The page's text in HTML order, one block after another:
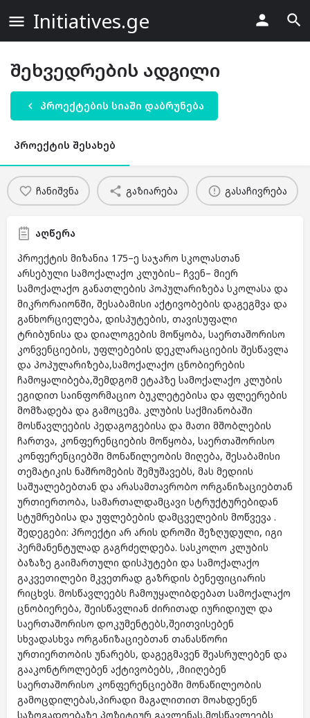
Initiatives.ge
შეხვედრების ადგილი
პროექტების სიაში დაბრუნება
პროექტის შესახებ
ჩანიშვნა გაზიარება გასაჩივრება
აღწერა
პროექტის მიზანია 175–ე საჯარო სკოლასთან
არსებული სამოქალაქო კლუბის– ჩვენ– მიერ
სამოქალაქო განათლების პოპულარიზება სკოლასა და
მიკრორაიონში, შესაბამისი აქტივობების დაგეგმვა და
განხორციელება, დისპუტების, თავისუფალი
ტრიბუნისა და დიალოგების მოწყობა, საერთაშორისო
კონვენციების, უფლებების დეკლარაციების შესწავლა
და პოპულარიზება,სამოქალაქო ცნობიერების
ჩამოყალიბება,შემდგომ ეტაპზე სამოქალაქო კლუბის
ეგიდით საინფორმაციო ბუკლეტებისა და ფლეერების
მომზადება და გამოცემა. კლუბის საქმიანობაში
მოსწავლეების პედაგოგებისა და მათი მშობლების
ჩართვა, კონფერენციების მოწყობა, საერთაშორისო
კონფერენციებში მონაწილეობის მიღება, შესაბამისი
თემატიკის ნაშრომების შემუშავებს, მას მედიის
საშუალებებთან და არასამთავრობო ორგანიზაციებთან
ურთიერთობა, სამართალდამცავი სტრუქტურებიდან
სტუმრებისა და უფლებების დამცველების მოწვევა .
შედეგები: პროექტი არ არის დროში შეზღუდული, იგი
პერმანენტულად გაგრძელდება. სასკოლო კლუბის
ბაზაზე გაიმართული დისპუტები და სამოქალაქო
გაკვეთილები მკვეთრად გაზრდის ბენეფიციარის
რიცხვს. მოსწავლეებს ჩამოუყალიბდებათ სამოქალაქო
ცნობიერება, შეისწავლიან ძირითად იურიდიულ და
საერთაშორისო დოკუმენტებს,შეითვისებენ
სხვადასხვა ორგანიზაციებთან თანასწორი
ურთიერთობის უნარებს, დაგეგმავენ შეასრულებენ და
გააკონტროლებენ აქტივობებს, ,მიიღებენ
საერთაშორისო კონფერენციებში მონაწილეობის
გამოცდილებას,პირადი მაგალითით მოახდენენ
საზოგადოებაზე პოზიტიურ გავლენას,მოსწავლეებს